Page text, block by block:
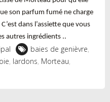
son parfum fumé ne charge
dans l’assiette que vous
autres ingrédients ..
baies de genièvre,
, lardons, Morteau,